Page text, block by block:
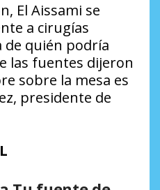
El Aissami se
a cirugías
de quién podría
las fuentes dijeron
sobre la mesa es
presidente de